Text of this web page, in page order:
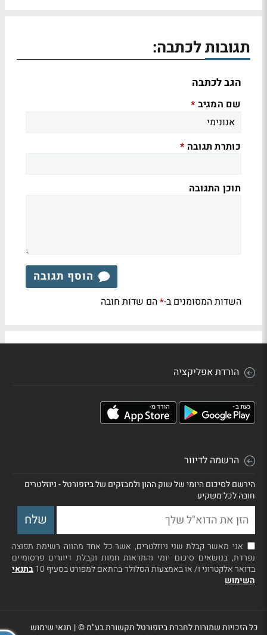
תגובות לכתבה:
הגב לכתבה
שם המגיב *
כותרת תגובה *
תוכן התגובה
הוסף תגובה
השדות המסומנים ב-*הם שדות חובה
הורדת אפליקציה
הרשמה לדיוור
הירשם לסיכום היומי של שוק ההון ולמבזקים של ביזפורטל - ניוזלטרים
חובה לכל משקיע
אני מאשר קבלת שני ניוזלטרים, אשר כל אחד מהווה רשימת תפוצה
נפרדת, בנושאים סיכום יומי והתראות חמות וקבלת דיוורים פרסומיים
בדואר אלקטרוני ו/ או באמצעות הסלולר בהתאם למפורט בסעיף 10
בתנאי
השימוש
כל הזכויות שמורות לחברת ביזפורטל תקשורת בע"מ ©| תנאי שימוש